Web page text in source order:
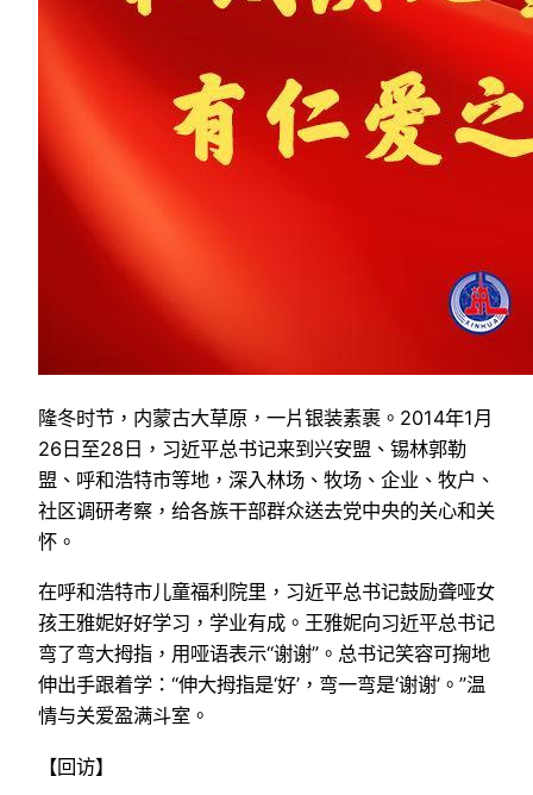
隆冬时节，内蒙古大草原，一片银装素裹。2014年1月
26日至28日，习近平总书记来到兴安盟、锡林郭勒
盟、呼和浩特市等地，深入林场、牧场、企业、牧户、
社区调研考察，给各族干部群众送去党中央的关心和关
怀。
在呼和浩特市儿童福利院里，习近平总书记鼓励聋哑女
孩王雅妮好好学习，学业有成。王雅妮向习近平总书记
弯了弯大拇指，用哑语表示“谢谢”。总书记笑容可掬地
伸出手跟着学：“伸大拇指是‘好’，弯一弯是‘谢谢’。”温
情与关爱盈满斗室。
【回访】